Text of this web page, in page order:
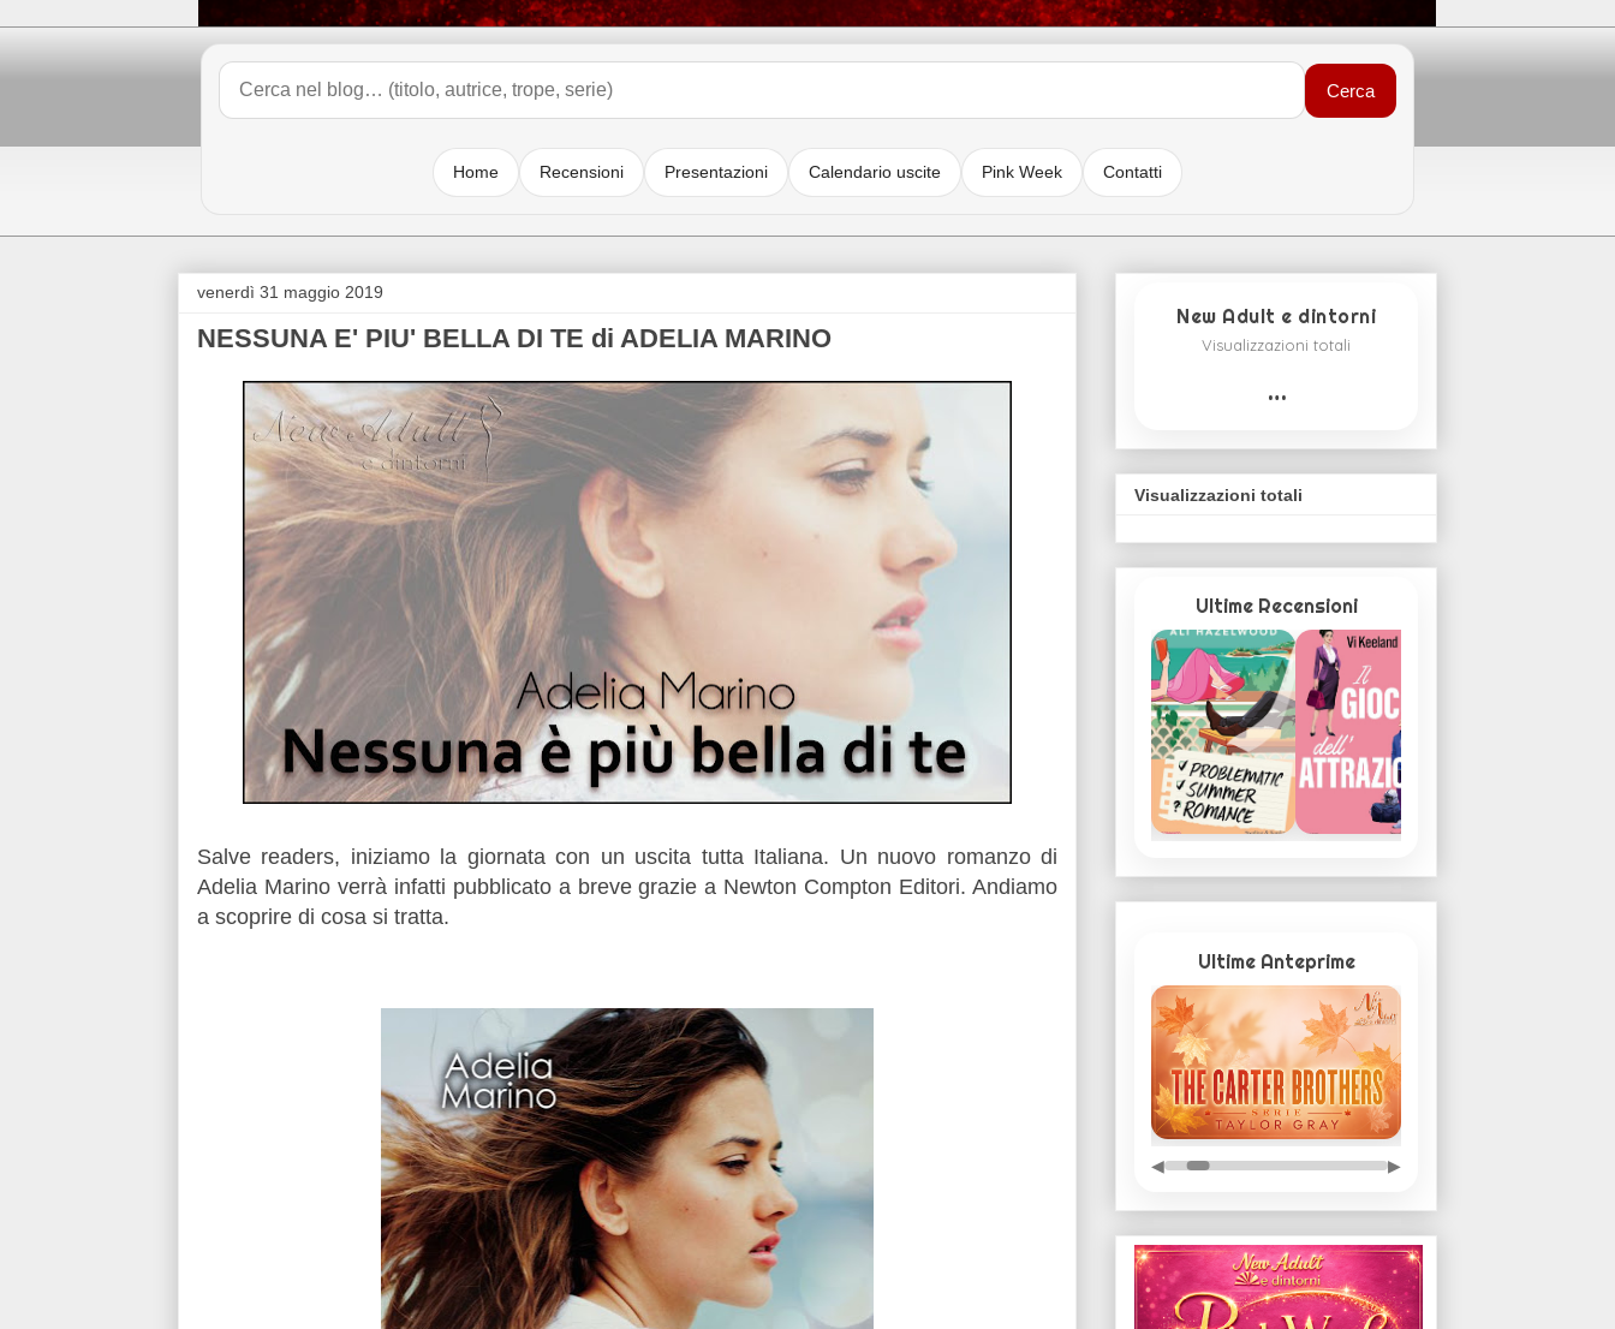
Cerca
Home Recensioni Presentazioni Calendario uscite Pink Week Contatti
venerdì 31 maggio 2019
NESSUNA E' PIU' BELLA DI TE di ADELIA MARINO
Salve readers, iniziamo la giornata con un uscita tutta Italiana. Un nuovo romanzo di
Adelia Marino verrà infatti pubblicato a breve grazie a Newton Compton Editori. Andiamo
a scoprire di cosa si tratta.
New Adult e dintorni
Visualizzazioni totali
…
Visualizzazioni totali
Ultime Recensioni
Ultime Anteprime
◀ ▶